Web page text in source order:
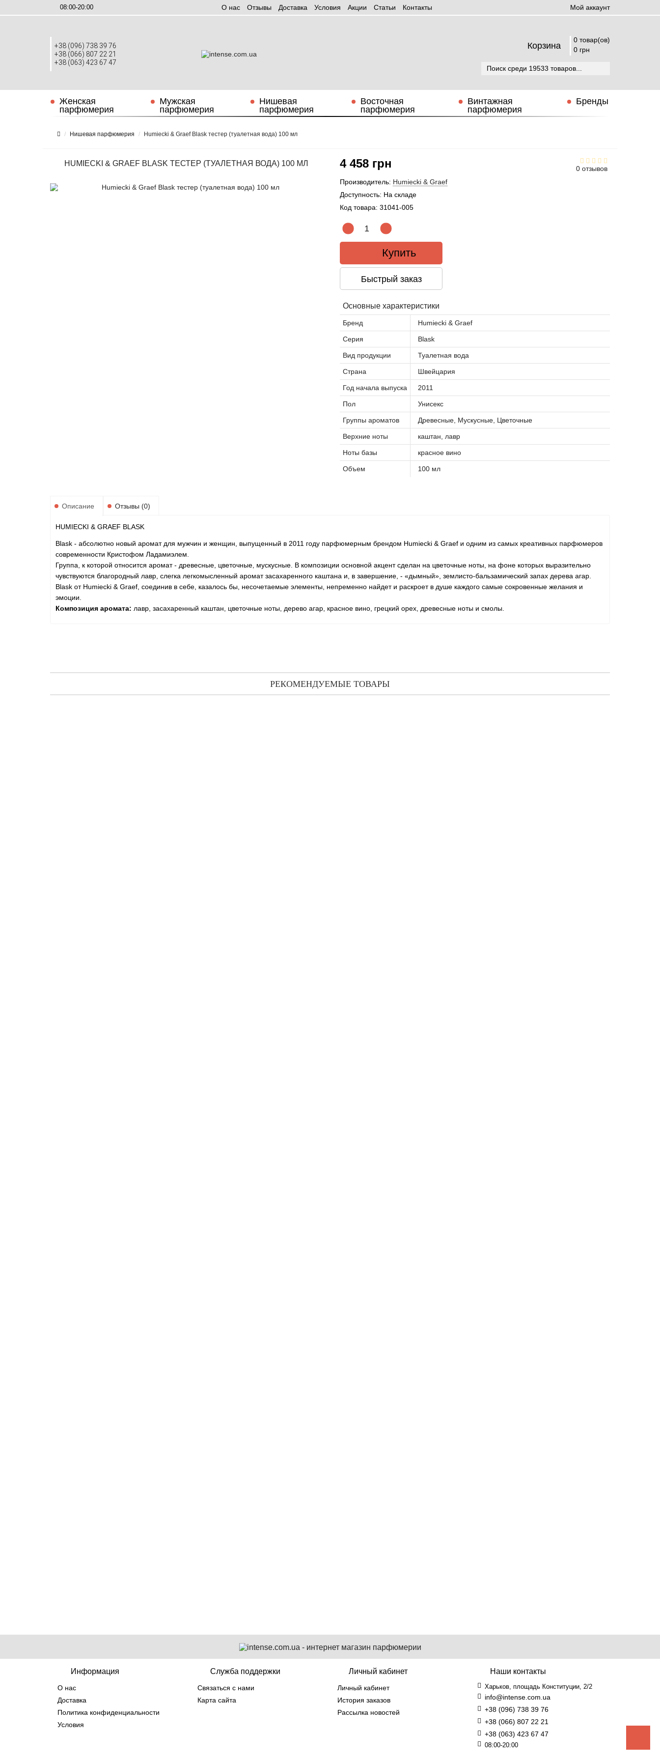
08:00-20:00 О нас Отзывы Доставка Условия Aкции Статьи Контакты Мой аккаунт
+38 (096) 738 39 76
+38 (066) 807 22 21
+38 (063) 423 67 47
Корзина
0 товар(ов)
0 грн
Женская
парфюмерия
Мужская
парфюмерия
Нишевая
парфюмерия
Восточная
парфюмерия
Винтажная
парфюмерия
Бренды
Нишевая парфюмерия Humiecki & Graef Blask тестер (туалетная вода) 100 мл
HUMIECKI & GRAEF BLASK ТЕСТЕР (ТУАЛЕТНАЯ ВОДА) 100 МЛ
0 отзывов
4 458 грн
Производитель: Humiecki & Graef
Доступность: На складе
Код товара: 31041-005
Купить
Быстрый заказ
Основные характеристики
Бренд Humiecki & Graef
Серия Blask
Вид продукции Туалетная вода
Страна Швейцария
Год начала выпуска 2011
Пол Унисекс
Группы ароматов Древесные, Мускусные, Цветочные
Верхние ноты каштан, лавр
Ноты базы красное вино
Объем 100 мл
Описание Отзывы (0)
HUMIECKI & GRAEF BLASK
Blask - абсолютно новый аромат для мужчин и женщин, выпущенный в 2011 году парфюмерным брендом Humiecki & Graef и одним из самых креативных парфюмеров
современности Кристофом Ладамиэлем.
Группа, к которой относится аромат - древесные, цветочные, мускусные. В композиции основной акцент сделан на цветочные ноты, на фоне которых выразительно
чувствуются благородный лавр, слегка легкомысленный аромат засахаренного каштана и, в завершение, - «дымный», землисто-бальзамический запах дерева агар.
Blask от Humiecki & Graef, соединив в себе, казалось бы, несочетаемые элементы, непременно найдет и раскроет в душе каждого самые сокровенные желания и
эмоции.
Композиция аромата: лавр, засахаренный каштан, цветочные ноты, дерево агар, красное вино, грецкий орех, древесные ноты и cмолы.
РЕКОМЕНДУЕМЫЕ ТОВАРЫ
Информация
О нас
Доставка
Политика конфиденциальности
Условия
Служба поддержки
Связаться с нами
Карта сайта
Личный кабинет
Личный кабинет
История заказов
Рассылка новостей
Наши контакты
Харьков, площадь Конституции, 2/2
info@intense.com.ua
+38 (096) 738 39 76
+38 (066) 807 22 21
+38 (063) 423 67 47
08:00-20:00